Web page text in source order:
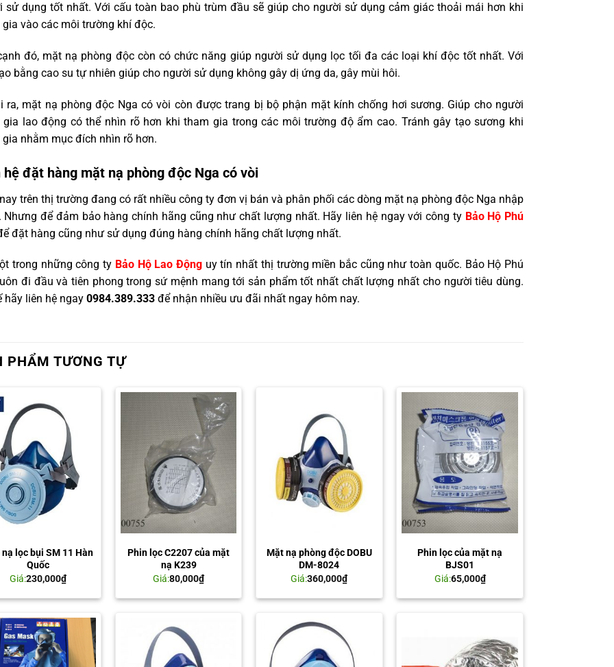
sử dụng tốt nhất. Với cấu toàn bao phù trùm đầu sẽ giúp cho người sử dụng cảm giác thoải mái hơn khi
vào các môi trường khí độc.
đó, mặt nạ phòng độc còn có chức năng giúp người sử dụng lọc tối đa các loại khí độc tốt nhất. Với
bằng cao su tự nhiên giúp cho người sử dụng không gây dị ứng da, gây mùi hôi.
ra, mặt nạ phòng độc Nga có vòi còn được trang bị bộ phận mặt kính chống hơi sương. Giúp cho người
gia lao động có thể nhìn rõ hơn khi tham gia trong các môi trường độ ẩm cao. Tránh gây tạo sương khi
nhằm mục đích nhìn rõ hơn.
hệ đặt hàng mặt nạ phòng độc Nga có vòi
trên thị trường đang có rất nhiều công ty đơn vị bán và phân phối các dòng mặt nạ phòng độc Nga nhập
Nhưng để đảm bảo hàng chính hãng cũng như chất lượng nhất. Hãy liên hệ ngay với công ty Bảo Hộ Phú
đặt hàng cũng như sử dụng đúng hàng chính hãng chất lượng nhất.
trong những công ty Bảo Hộ Lao Độnguy tín nhất thị trường miền bắc cũng như toàn quốc. Bảo Hộ Phú
đi đầu và tiên phong trong sứ mệnh mang tới sản phẩm tốt nhất chất lượng nhất cho người tiêu dùng.
hãy liên hệ ngay 0984.389.333để nhận nhiều ưu đãi nhất ngay hôm nay.
PHẨM TƯƠNG TỰ
lọc bụi SM 11 Hàn
Quốc
Giá:230,000₫
Phin lọc C2207 của mặt
nạ K239
Giá:80,000₫
Mặt nạ phòng độc DOBU
DM-8024
Giá:360,000₫
Phin lọc của mặt nạ
BJS01
Giá:65,000₫